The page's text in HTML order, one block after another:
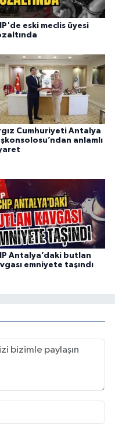
eski meclis üyesi
Cumhuriyeti Antalya
anlamlı
Antalya’daki butlan
emniyete taşındı